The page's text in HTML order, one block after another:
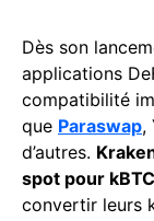
Dès son
applications
compatibilité
que Paraswap,
d’autres.
spot pour kBTC
convertir leurs